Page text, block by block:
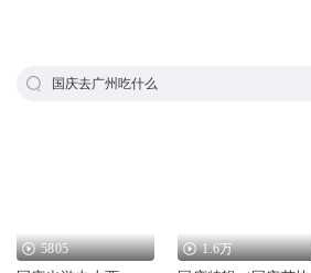
国庆去广州吃什么
5805 1.6万